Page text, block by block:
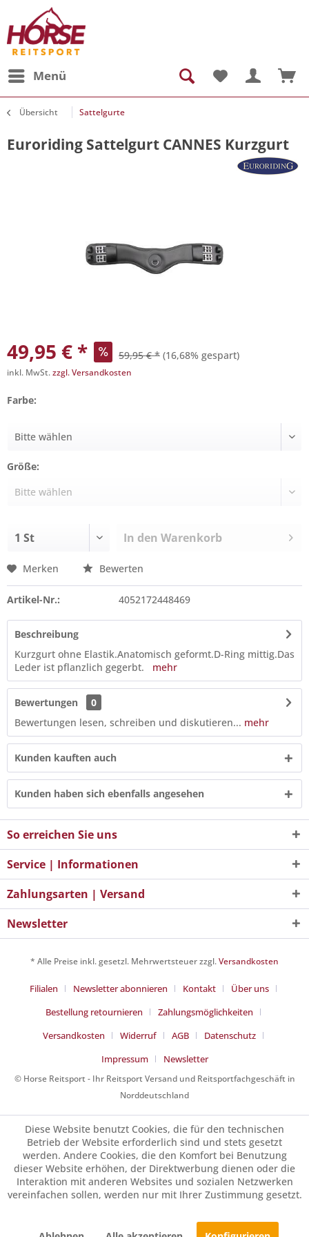
Menü
Übersicht Sattelgurte
Euroriding Sattelgurt CANNES Kurzgurt
49,95 € * 59,95 € * (16,68% gespart)
inkl. MwSt.zzgl. Versandkosten
Farbe:
Größe:
In den Warenkorb
Merken Bewerten
Artikel-Nr.: 4052172448469
Beschreibung
Kurzgurt ohne Elastik.Anatomisch geformt.D-Ring mittig.Das
Leder ist pflanzlich gegerbt.
mehr
Bewertungen
0
Bewertungen lesen, schreiben und diskutieren... mehr
Kunden kauften auch
Kunden haben sich ebenfalls angesehen
So erreichen Sie uns
Service | Informationen
Zahlungsarten | Versand
Newsletter
* Alle Preise inkl. gesetzl. Mehrwertsteuer zzgl.Versandkosten
Filialen Newsletter abonnieren Kontakt
Über uns
Bestellung retournieren
Zahlungsmöglichkeiten
Versandkosten
Widerruf AGB
Datenschutz
Impressum
Newsletter
© Horse Reitsport - Ihr Reitsport Versand und Reitsportfachgeschäft in
Norddeutschland
Diese Website benutzt Cookies, die für den technischen
Betrieb der Website erforderlich sind und stets gesetzt
werden. Andere Cookies, die den Komfort bei Benutzung
dieser Website erhöhen, der Direktwerbung dienen oder die
Interaktion mit anderen Websites und sozialen Netzwerken
vereinfachen sollen, werden nur mit Ihrer Zustimmung gesetzt.